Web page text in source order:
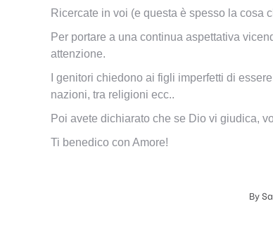
Ricercate in voi (e questa è spesso la cosa
Per portare a una continua aspettativa
attenzione.
I genitori chiedono ai figli imperfetti di
nazioni, tra religioni ecc..
Poi avete dichiarato che se Dio vi giudica,
Ti benedico con Amore!
By